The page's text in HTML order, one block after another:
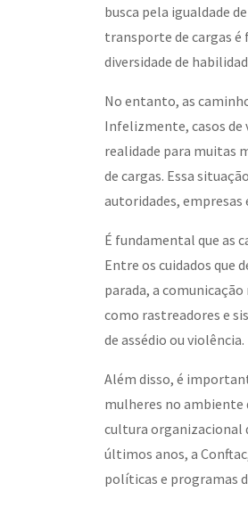
busca pela igualdade
transporte de cargas é
diversidade de
No entanto, as
Infelizmente, casos de
realidade para muitas
de cargas. Essa
autoridades, empresas
É fundamental que as
Entre os cuidados que
parada, a
como rastreadores e
de assédio ou violência.
Além disso, é
mulheres no
cultura organizacional
últimos anos, a
políticas e programas